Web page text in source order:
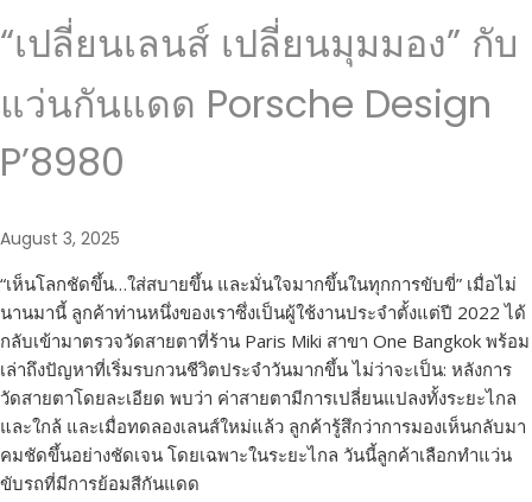
“เปลี่ยนเลนส์ เปลี่ยนมุมมอง” กับ
แว่นกันแดด Porsche Design
P’8980
August 3, 2025
“เห็นโลกชัดขึ้น…ใส่สบายขึ้น และมั่นใจมากขึ้นในทุกการขับขี่” เมื่อไม่
นานมานี้ ลูกค้าท่านหนึ่งของเราซึ่งเป็นผู้ใช้งานประจำตั้งแต่ปี 2022 ได้
กลับเข้ามาตรวจวัดสายตาที่ร้าน Paris Miki สาขา One Bangkok พร้อม
เล่าถึงปัญหาที่เริ่มรบกวนชีวิตประจำวันมากขึ้น ไม่ว่าจะเป็น: หลังการ
วัดสายตาโดยละเอียด พบว่า ค่าสายตามีการเปลี่ยนแปลงทั้งระยะไกล
และใกล้ และเมื่อทดลองเลนส์ใหม่แล้ว ลูกค้ารู้สึกว่าการมองเห็นกลับมา
คมชัดขึ้นอย่างชัดเจน โดยเฉพาะในระยะไกล วันนี้ลูกค้าเลือกทำแว่น
ขับรถที่มีการย้อมสีกันแดด